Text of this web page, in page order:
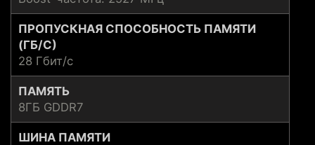
ПРОПУСКНАЯ СПОСОБНОСТЬ ПАМЯТИ
(ГБ/С)
28 Гбит/с
ПАМЯТЬ
8ГБ GDDR7
ШИНА ПАМЯТИ